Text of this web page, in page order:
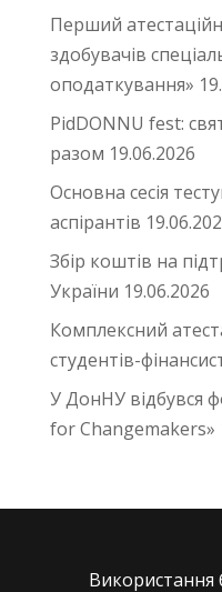
Перший
здобувачів
оподаткування»
PidDONNU fest:
разом 19.06.2026
Основна сесія
аспірантів
Збір коштів на
України 19.06.2026
Комплексний
студентів-
У ДонНУ відбувся
for Changemakers»
Використання